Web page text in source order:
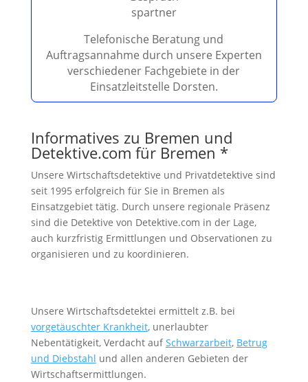
Telefonische Beratung und
Auftragsannahme durch unsere Experten
verschiedener Fachgebiete in der
Einsatzleitstelle Dorsten.
Informatives zu Bremen und
Detektive.com für Bremen *
Unsere Wirtschaftsdetektive und Privatdetektive sind
seit 1995 erfolgreich für Sie in Bremen als
Einsatzgebiet tätig. Durch unsere regionale Präsenz
sind die Detektive von Detektive.com in der Lage,
auch kurzfristig Ermittlungen und Observationen zu
organisieren und zu koordinieren.
Unsere Wirtschaftsdetektei ermittelt z.B. bei
vorgetäuschter Krankheit, unerlaubter
Nebentätigkeit, Verdacht aufSchwarzarbeit, Betrug
und Diebstahl und allen anderen Gebieten der
Wirtschaftsermittlungen.